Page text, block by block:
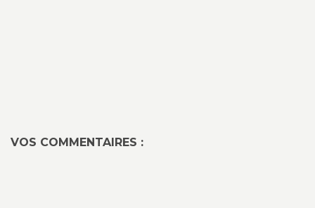
VOS COMMENTAIRES :